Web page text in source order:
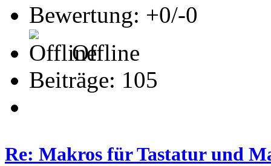
Bewertung: +0/-0
Offline
Beiträge: 105
Re: Makros für Tastatur und